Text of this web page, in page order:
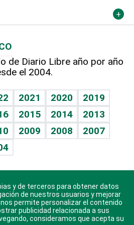
de Diario Libre año por año
el 2004.
2021 2020
2019
2015 2014
2013
2009 2008
2007
para Android, iOS y
Huawei.
y de terceros para obtener datos
de nuestros usuarios y mejorar
permite personalizar el contenido
publicidad relacionada a sus
consideramos que acepta su